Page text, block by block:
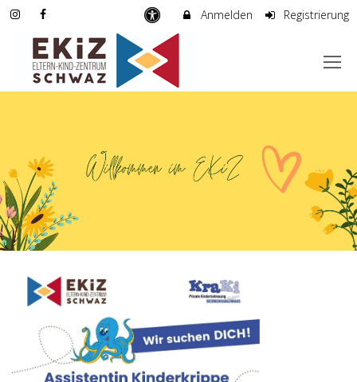
Anmelden Registrierung